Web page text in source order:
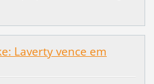
Laverty vence em